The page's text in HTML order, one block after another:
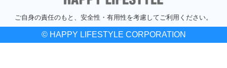
ご自身の責任のもと、安全性・有用性を考慮してご利用ください。
© HAPPY LIFESTYLE CORPORATION